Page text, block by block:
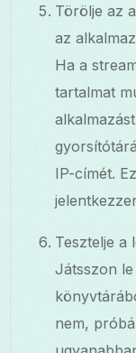
Törölje az
az
Ha a
tartalmat
IP-címét.
Tesztelje a
Játsszon
nem,